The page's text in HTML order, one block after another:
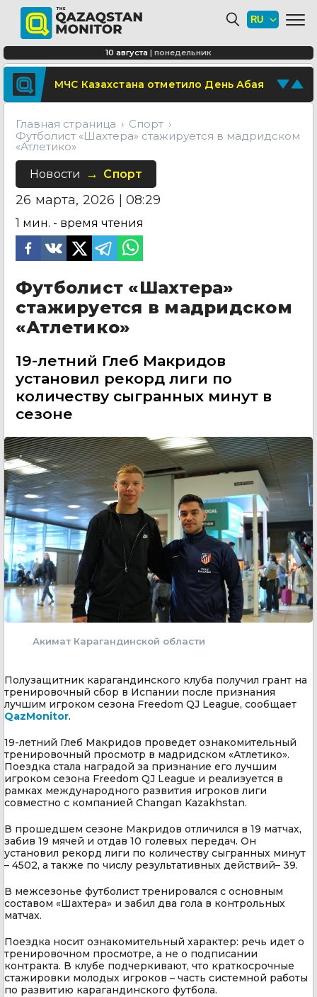
Поделитесь новостью
Отправьте свои новости и события
10 августа | понедельник
«Сергек» начнет фиксировать
нарушения электросамокатчиков в
Алматы
Транзитным большегрузам
запретили въезд в Астану
МЧС Казахстана отметило День Абая
Главная страница
Спорт
Футболист «Шахтера» стажируется в мадридском
«Атлетико»
Новости Спорт
26 марта, 2026 | 08:29
1 мин. - время чтения
Футболист «Шахтера»
стажируется в мадридском
«Атлетико»
19-летний Глеб Макридов
установил рекорд лиги по
количеству сыгранных минут в
сезоне
Акимат Карагандинской области
Полузащитник карагандинского клуба получил грант на
тренировочный сбор в Испании после признания
лучшим игроком сезона Freedom QJ League, сообщает
QazMonitor.
19-летний Глеб Макридов проведет ознакомительный
тренировочный просмотр в мадридском «Атлетико».
Поездка стала наградой за признание его лучшим
игроком сезона Freedom QJ League и реализуется в
рамках международного развития игроков лиги
совместно с компанией Changan Kazakhstan.
В прошедшем сезоне Макридов отличился в 19 матчах,
забив 19 мячей и отдав 10 голевых передач. Он
установил рекорд лиги по количеству сыгранных минут
– 4502, а также по числу результативных действий– 39.
В межсезонье футболист тренировался с основным
составом «Шахтера» и забил два гола в контрольных
матчах.
Поездка носит ознакомительный характер: речь идет о
тренировочном просмотре, а не о подписании
контракта. В клубе подчеркивают, что краткосрочные
стажировки молодых игроков – часть системной работы
по развитию карагандинского футбола.
Футболист «Шахтера» стажируется в мадридском